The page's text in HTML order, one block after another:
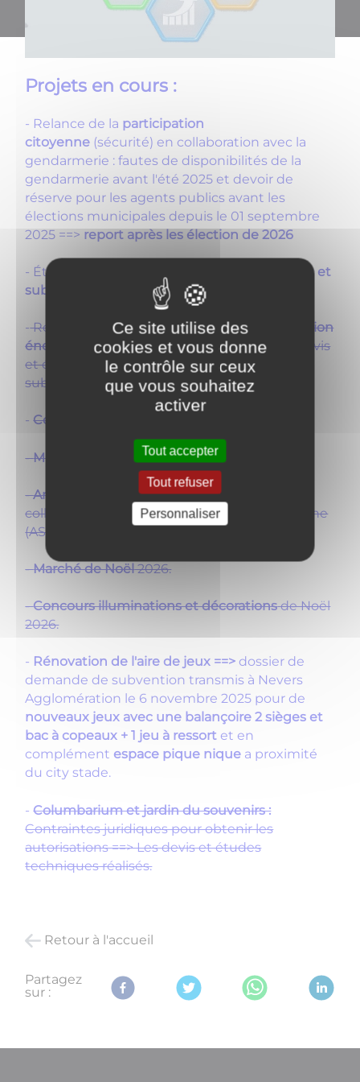
Projets en cours :
- Relance de la participation
citoyenne (sécurité) en collaboration avec la
gendarmerie : fautes de disponibilités de la
gendarmerie avant l'été 2025 et devoir de
réserve pour les agents publics avant les
élections municipales depuis le 01 septembre
2025 ==> report après les élection de 2026
- Études en cours sur les
réfections de voiries et
subventions.
-Réflexions et devis en cours pour
la rénovation
énergétiques de la salle des Fêtes==> Les devis
et études techniques réalisés, dossiers de
subventions en cours.
-Concours Fleurissement été
-Marché d'été le 20 juin 2026.
-Arbre et spectacle de Noël2026 en
collaboration avec les associations la commune
(ASCL, comité des fêtes et RPI) .
-Marché de Noël2026.
-Concours illuminations et décorationsde Noël
2026.
- Rénovation de l'aire de jeux ==> dossier de
demande de subvention transmis à Nevers
Agglomération le 6 novembre 2025 pour de
nouveaux jeux avec une balançoire 2 sièges et
bac à copeaux + 1 jeu à ressort et en
complément espace pique nique a proximité
du city stade.
-Columbarium et jardin du souvenirs :
Contraintes juridiques pour obtenir les
autorisations ==> Les devis et études
techniques réalisés.
Retour à l'accueil
Partagez
sur :
Ce site utilise des
cookies et vous donne
le contrôle sur ceux
que vous souhaitez
activer
Tout accepter
Tout refuser
Personnaliser